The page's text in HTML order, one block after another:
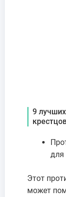
9
для
Этот
может